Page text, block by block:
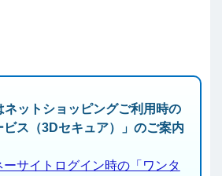
ネットショッピングご利用時の
ビス（3Dセキュア）」のご案内
サイトログイン時の「ワンタ